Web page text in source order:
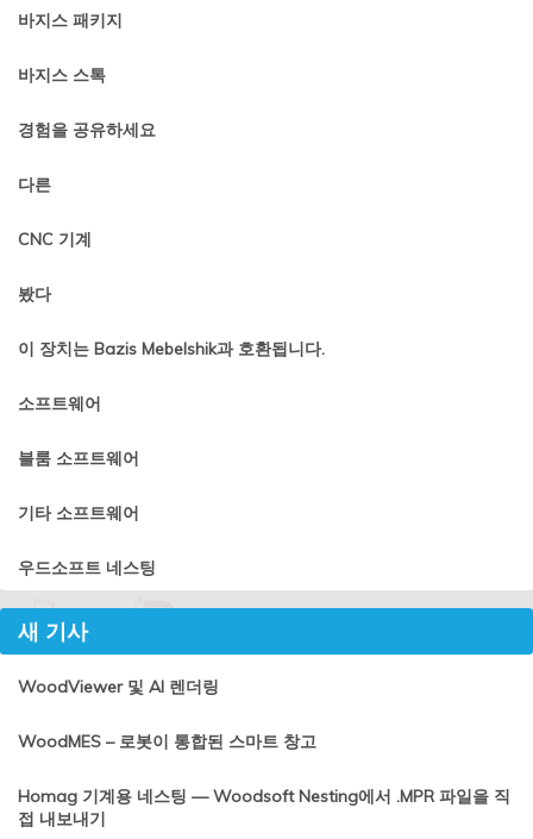
바지스 패키지
바지스 스톡
경험을 공유하세요
다른
CNC 기계
봤다
이 장치는 Bazis Mebelshik과 호환됩니다.
소프트웨어
블룸 소프트웨어
기타 소프트웨어
우드소프트 네스팅
새 기사
WoodViewer 및 AI 렌더링
WoodMES – 로봇이 통합된 스마트 창고
Homag 기계용 네스팅 — Woodsoft Nesting에서 .MPR 파일을 직
접 내보내기